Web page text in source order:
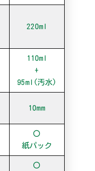
220ml
110ml
+
95ml(汚水)
10mm
〇
紙パック
〇